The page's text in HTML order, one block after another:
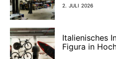
2. JULI 2026
Italienisches
Figura in